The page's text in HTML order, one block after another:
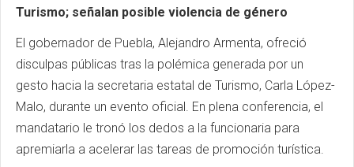
Turismo; señalan posible violencia de género
El gobernador de Puebla, Alejandro Armenta, ofreció
disculpas públicas tras la polémica generada por un
gesto hacia la secretaria estatal de Turismo, Carla López-
Malo, durante un evento oficial. En plena conferencia, el
mandatario le tronó los dedos a la funcionaria para
apremiarla a acelerar las tareas de promoción turística.